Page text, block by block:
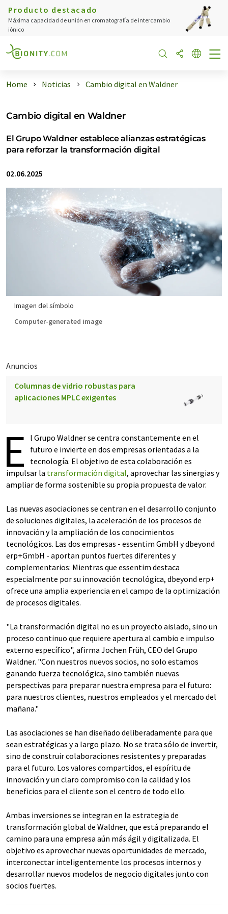
Producto destacado
Máxima capacidad de unión en cromatografía de intercambio
iónico
Home Noticias Cambio digital en Waldner
Cambio digital en Waldner
El Grupo Waldner establece alianzas estratégicas
para reforzar la transformación digital
02.06.2025
Imagen del símbolo
Computer-generated image
Anuncios
Columnas de vidrio robustas para
aplicaciones MPLC exigentes
E
l Grupo Waldner se centra constantemente en el
futuro e invierte en dos empresas orientadas a la
tecnología. El objetivo de esta colaboración es
impulsar la transformación digital, aprovechar las sinergias y
ampliar de forma sostenible su propia propuesta de valor.
Las nuevas asociaciones se centran en el desarrollo conjunto
de soluciones digitales, la aceleración de los procesos de
innovación y la ampliación de los conocimientos
tecnológicos. Las dos empresas - essentim GmbH y dbeyond
erp+GmbH - aportan puntos fuertes diferentes y
complementarios: Mientras que essentim destaca
especialmente por su innovación tecnológica, dbeyond erp+
ofrece una amplia experiencia en el campo de la optimización
de procesos digitales.
"La transformación digital no es un proyecto aislado, sino un
proceso continuo que requiere apertura al cambio e impulso
externo específico", afirma Jochen Früh, CEO del Grupo
Waldner. "Con nuestros nuevos socios, no solo estamos
ganando fuerza tecnológica, sino también nuevas
perspectivas para preparar nuestra empresa para el futuro:
para nuestros clientes, nuestros empleados y el mercado del
mañana."
Las asociaciones se han diseñado deliberadamente para que
sean estratégicas y a largo plazo. No se trata sólo de invertir,
sino de construir colaboraciones resistentes y preparadas
para el futuro. Los valores compartidos, el espíritu de
innovación y un claro compromiso con la calidad y los
beneficios para el cliente son el centro de todo ello.
Ambas inversiones se integran en la estrategia de
transformación global de Waldner, que está preparando el
camino para una empresa aún más ágil y digitalizada. El
objetivo es aprovechar nuevas oportunidades de mercado,
interconectar inteligentemente los procesos internos y
desarrollar nuevos modelos de negocio digitales junto con
socios fuertes.